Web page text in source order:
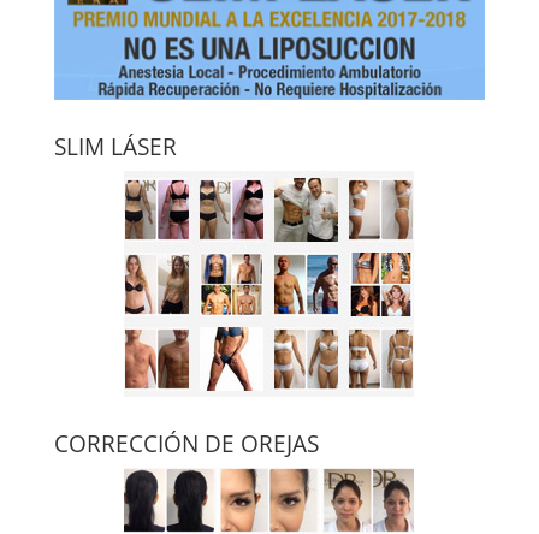
SLIM LÁSER
CORRECCIÓN DE OREJAS